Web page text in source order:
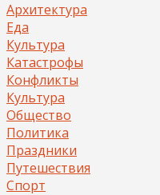
Архитектура
Еда
Культура
Катастрофы
Конфликты
Культура
Общество
Политика
Праздники
Путешествия
Спорт